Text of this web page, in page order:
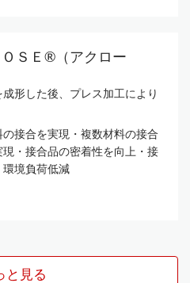
ＳＥ®（アクロー
形した後、プレス加工により
接合を実現・複数材料の接合
・接合品の密着性を向上・接
境負荷低減
と見る